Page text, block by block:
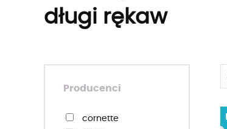
długi rękaw
Producenci
cornette